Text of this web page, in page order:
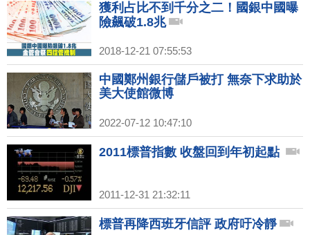
獲利占比不到千分之二！國銀中國曝
險飆破1.8兆
2018-12-21 07:55:53
中國鄭州銀行儲戶被打 無奈下求助於
美大使館微博
2022-07-12 10:47:10
2011標普指數 收盤回到年初起點
2011-12-31 21:32:11
標普再降西班牙信評 政府吁冷靜